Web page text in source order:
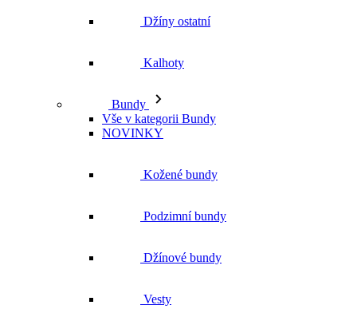
Džíny ostatní
Kalhoty
Bundy
Vše v kategorii Bundy
NOVINKY
Kožené bundy
Podzimní bundy
Džínové bundy
Vesty